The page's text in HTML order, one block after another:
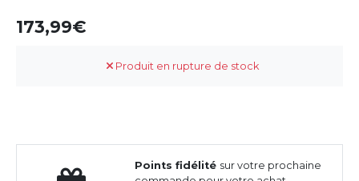
173,99
Produit en rupture de stock
Points fidélité sur votre prochaine